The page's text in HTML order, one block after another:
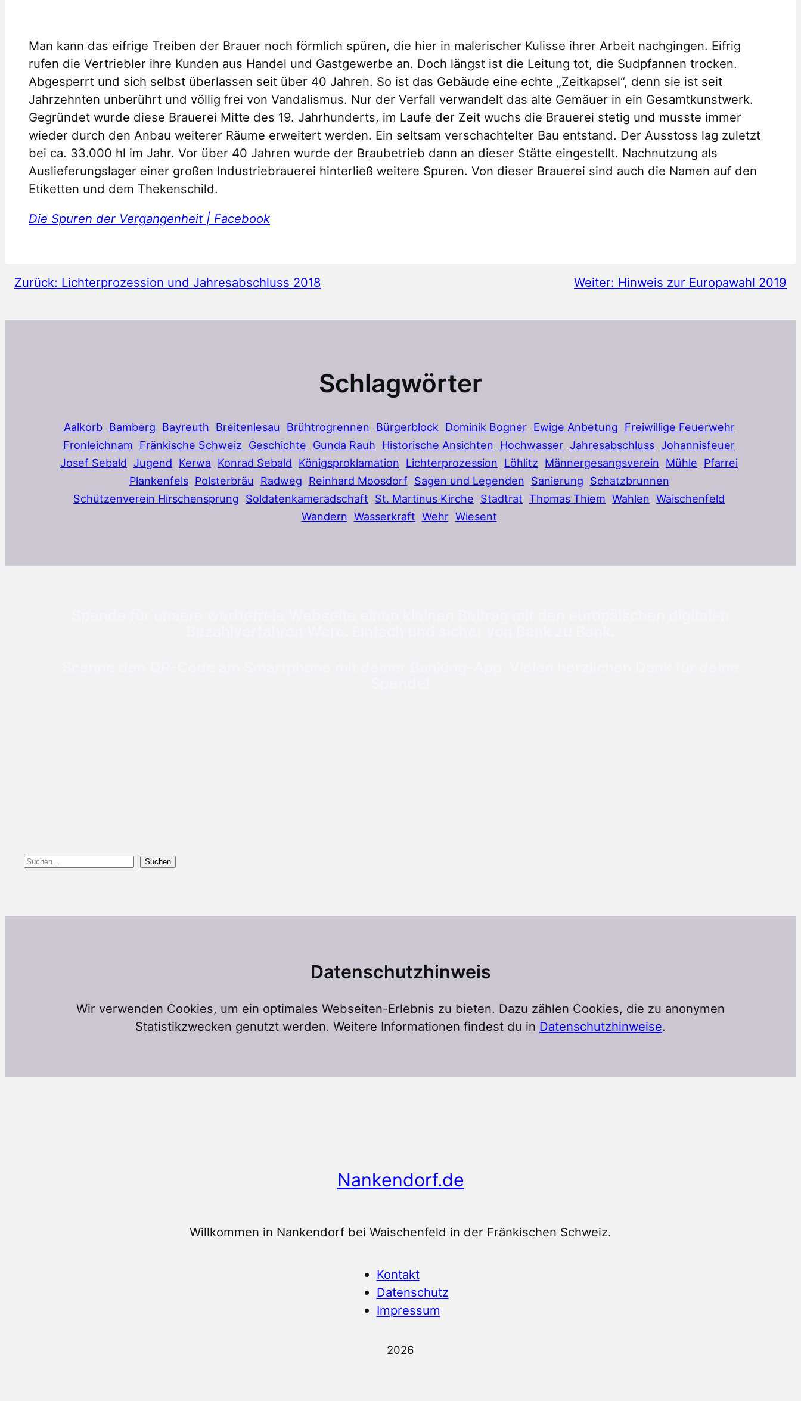
Man kann das eifrige Treiben der Brauer noch förmlich spüren, die hier in malerischer Kulisse ihrer Arbeit nachgingen. Eifrig
rufen die Vertriebler ihre Kunden aus Handel und Gastgewerbe an. Doch längst ist die Leitung tot, die Sudpfannen trocken.
Abgesperrt und sich selbst überlassen seit über 40 Jahren. So ist das Gebäude eine echte „Zeitkapsel“, denn sie ist seit
Jahrzehnten unberührt und völlig frei von Vandalismus. Nur der Verfall verwandelt das alte Gemäuer in ein Gesamtkunstwerk.
Gegründet wurde diese Brauerei Mitte des 19. Jahrhunderts, im Laufe der Zeit wuchs die Brauerei stetig und musste immer
wieder durch den Anbau weiterer Räume erweitert werden. Ein seltsam verschachtelter Bau entstand. Der Ausstoss lag zuletzt
bei ca. 33.000 hl im Jahr. Vor über 40 Jahren wurde der Braubetrieb dann an dieser Stätte eingestellt. Nachnutzung als
Auslieferungslager einer großen Industriebrauerei hinterließ weitere Spuren. Von dieser Brauerei sind auch die Namen auf den
Etiketten und dem Thekenschild.
Die Spuren der Vergangenheit | Facebook
Zurück: Lichterprozession und Jahresabschluss 2018 Weiter: Hinweis zur Europawahl 2019
Schlagwörter
Aalkorb Bamberg Bayreuth Breitenlesau Brühtrogrennen Bürgerblock Dominik Bogner Ewige Anbetung Freiwillige Feuerwehr
Fronleichnam Fränkische Schweiz Geschichte Gunda Rauh Historische Ansichten Hochwasser Jahresabschluss Johannisfeuer
Josef Sebald Jugend Kerwa Konrad Sebald Königsproklamation Lichterprozession Löhlitz Männergesangsverein Mühle Pfarrei
Plankenfels Polsterbräu Radweg Reinhard Moosdorf Sagen und Legenden Sanierung Schatzbrunnen
Schützenverein Hirschensprung Soldatenkameradschaft St. Martinus Kirche Stadtrat Thomas Thiem Wahlen Waischenfeld
Wandern Wasserkraft Wehr Wiesent
Suchen Suchen
Datenschutzhinweis
Wir verwenden Cookies, um ein optimales Webseiten-Erlebnis zu bieten. Dazu zählen Cookies, die zu anonymen
Statistikzwecken genutzt werden. Weitere Informationen findest du in Datenschutzhinweise.
Nankendorf.de
Willkommen in Nankendorf bei Waischenfeld in der Fränkischen Schweiz.
Kontakt
Datenschutz
Impressum
2026